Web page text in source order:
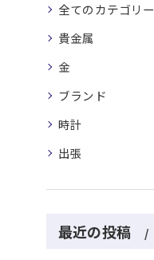
全てのカテゴリー
貴金属
金
ブランド
時計
出張
最近の投稿